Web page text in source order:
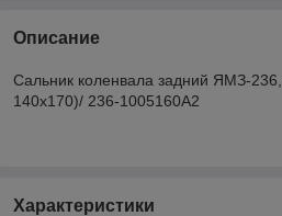
Описание
Сальник коленвала задний ЯМЗ-
140х170)/ 236-1005160А2
Характеристики